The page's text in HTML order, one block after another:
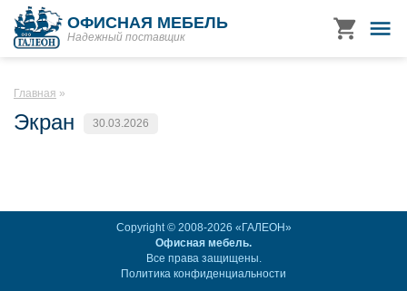
ОФИСНАЯ МЕБЕЛЬ
Надежный поставщик
Главная
Экран 30.03.2026
Copyright © 2008-2026 «ГАЛЕОН»
Офисная мебель.
Все права защищены.
Политика конфиденциальности